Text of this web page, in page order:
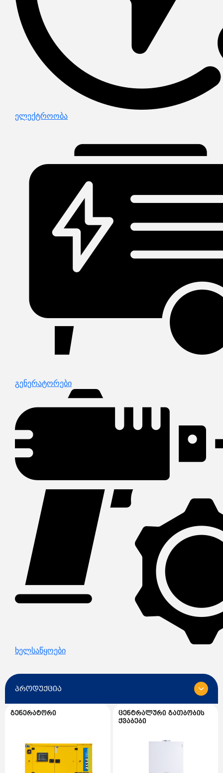
ელექტროობა
გენერატორები
ხელსაწყოები
პროდუქცია
ყველა
გენერატორის სათადარიგო ნაწილები
ცენტრალური გათბობის ქვაბები
გენერატორი
ცენტრალური გათბობის
ქვაბები